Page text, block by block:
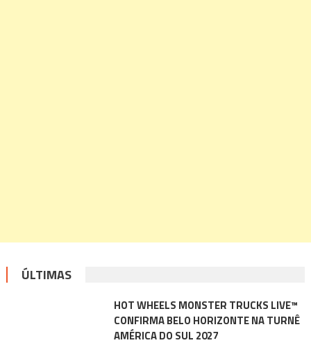
ÚLTIMAS
HOT WHEELS MONSTER TRUCKS LIVE™
CONFIRMA BELO HORIZONTE NA TURNÊ
AMÉRICA DO SUL 2027